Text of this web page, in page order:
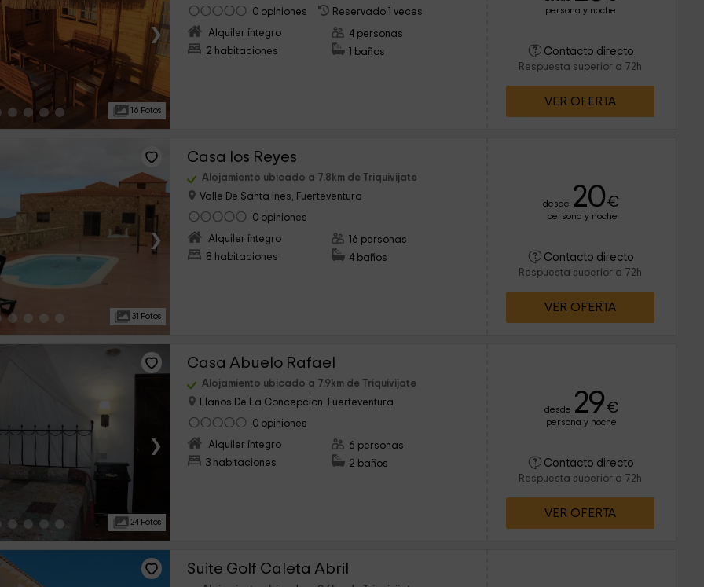
›
16 Fotos
0 opiniones
Reservado 1 veces
Alquiler íntegro
2 habitaciones
4 personas
1 baños
persona y noche
Contacto directo
Respuesta superior a 72h
VER OFERTA
›
31 Fotos
Casa los Reyes
Alojamiento ubicado a 7.8km de Triquivijate
Valle De Santa Ines, Fuerteventura
0 opiniones
Alquiler íntegro
8 habitaciones
16 personas
4 baños
desde 20€
persona y noche
Contacto directo
Respuesta superior a 72h
VER OFERTA
›
24 Fotos
Casa Abuelo Rafael
Alojamiento ubicado a 7.9km de Triquivijate
Llanos De La Concepcion, Fuerteventura
0 opiniones
Alquiler íntegro
3 habitaciones
6 personas
2 baños
desde 29€
persona y noche
Contacto directo
Respuesta superior a 72h
VER OFERTA
Suite Golf Caleta Abril